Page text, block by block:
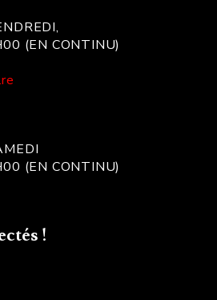
(EN CONTINU)
(EN CONTINU)
!